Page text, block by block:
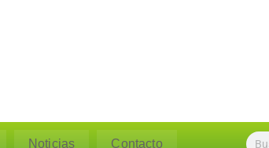
Noticias Contacto